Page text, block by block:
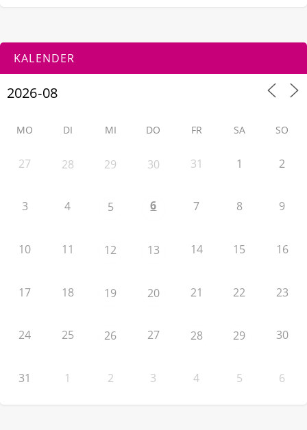
KALENDER
MO DI MI DO FR SA SO
27 28 29 30 31 1 2
3 4 5 6 7 8 9
10 11 12 13 14 15 16
17 18 19 20 21 22 23
24 25 26 27 28 29 30
31 1 2 3 4 5 6